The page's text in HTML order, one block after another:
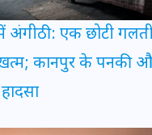
अंगीठी: एक छोटी
कानपुर के पनकी